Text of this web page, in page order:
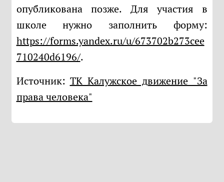
опубликована позже. Для участия в
школе нужно заполнить форму:
https://forms.yandex.ru/u/673702b273cee
710240d6196/.
Источник: ТК Калужское движение "За
права человека"